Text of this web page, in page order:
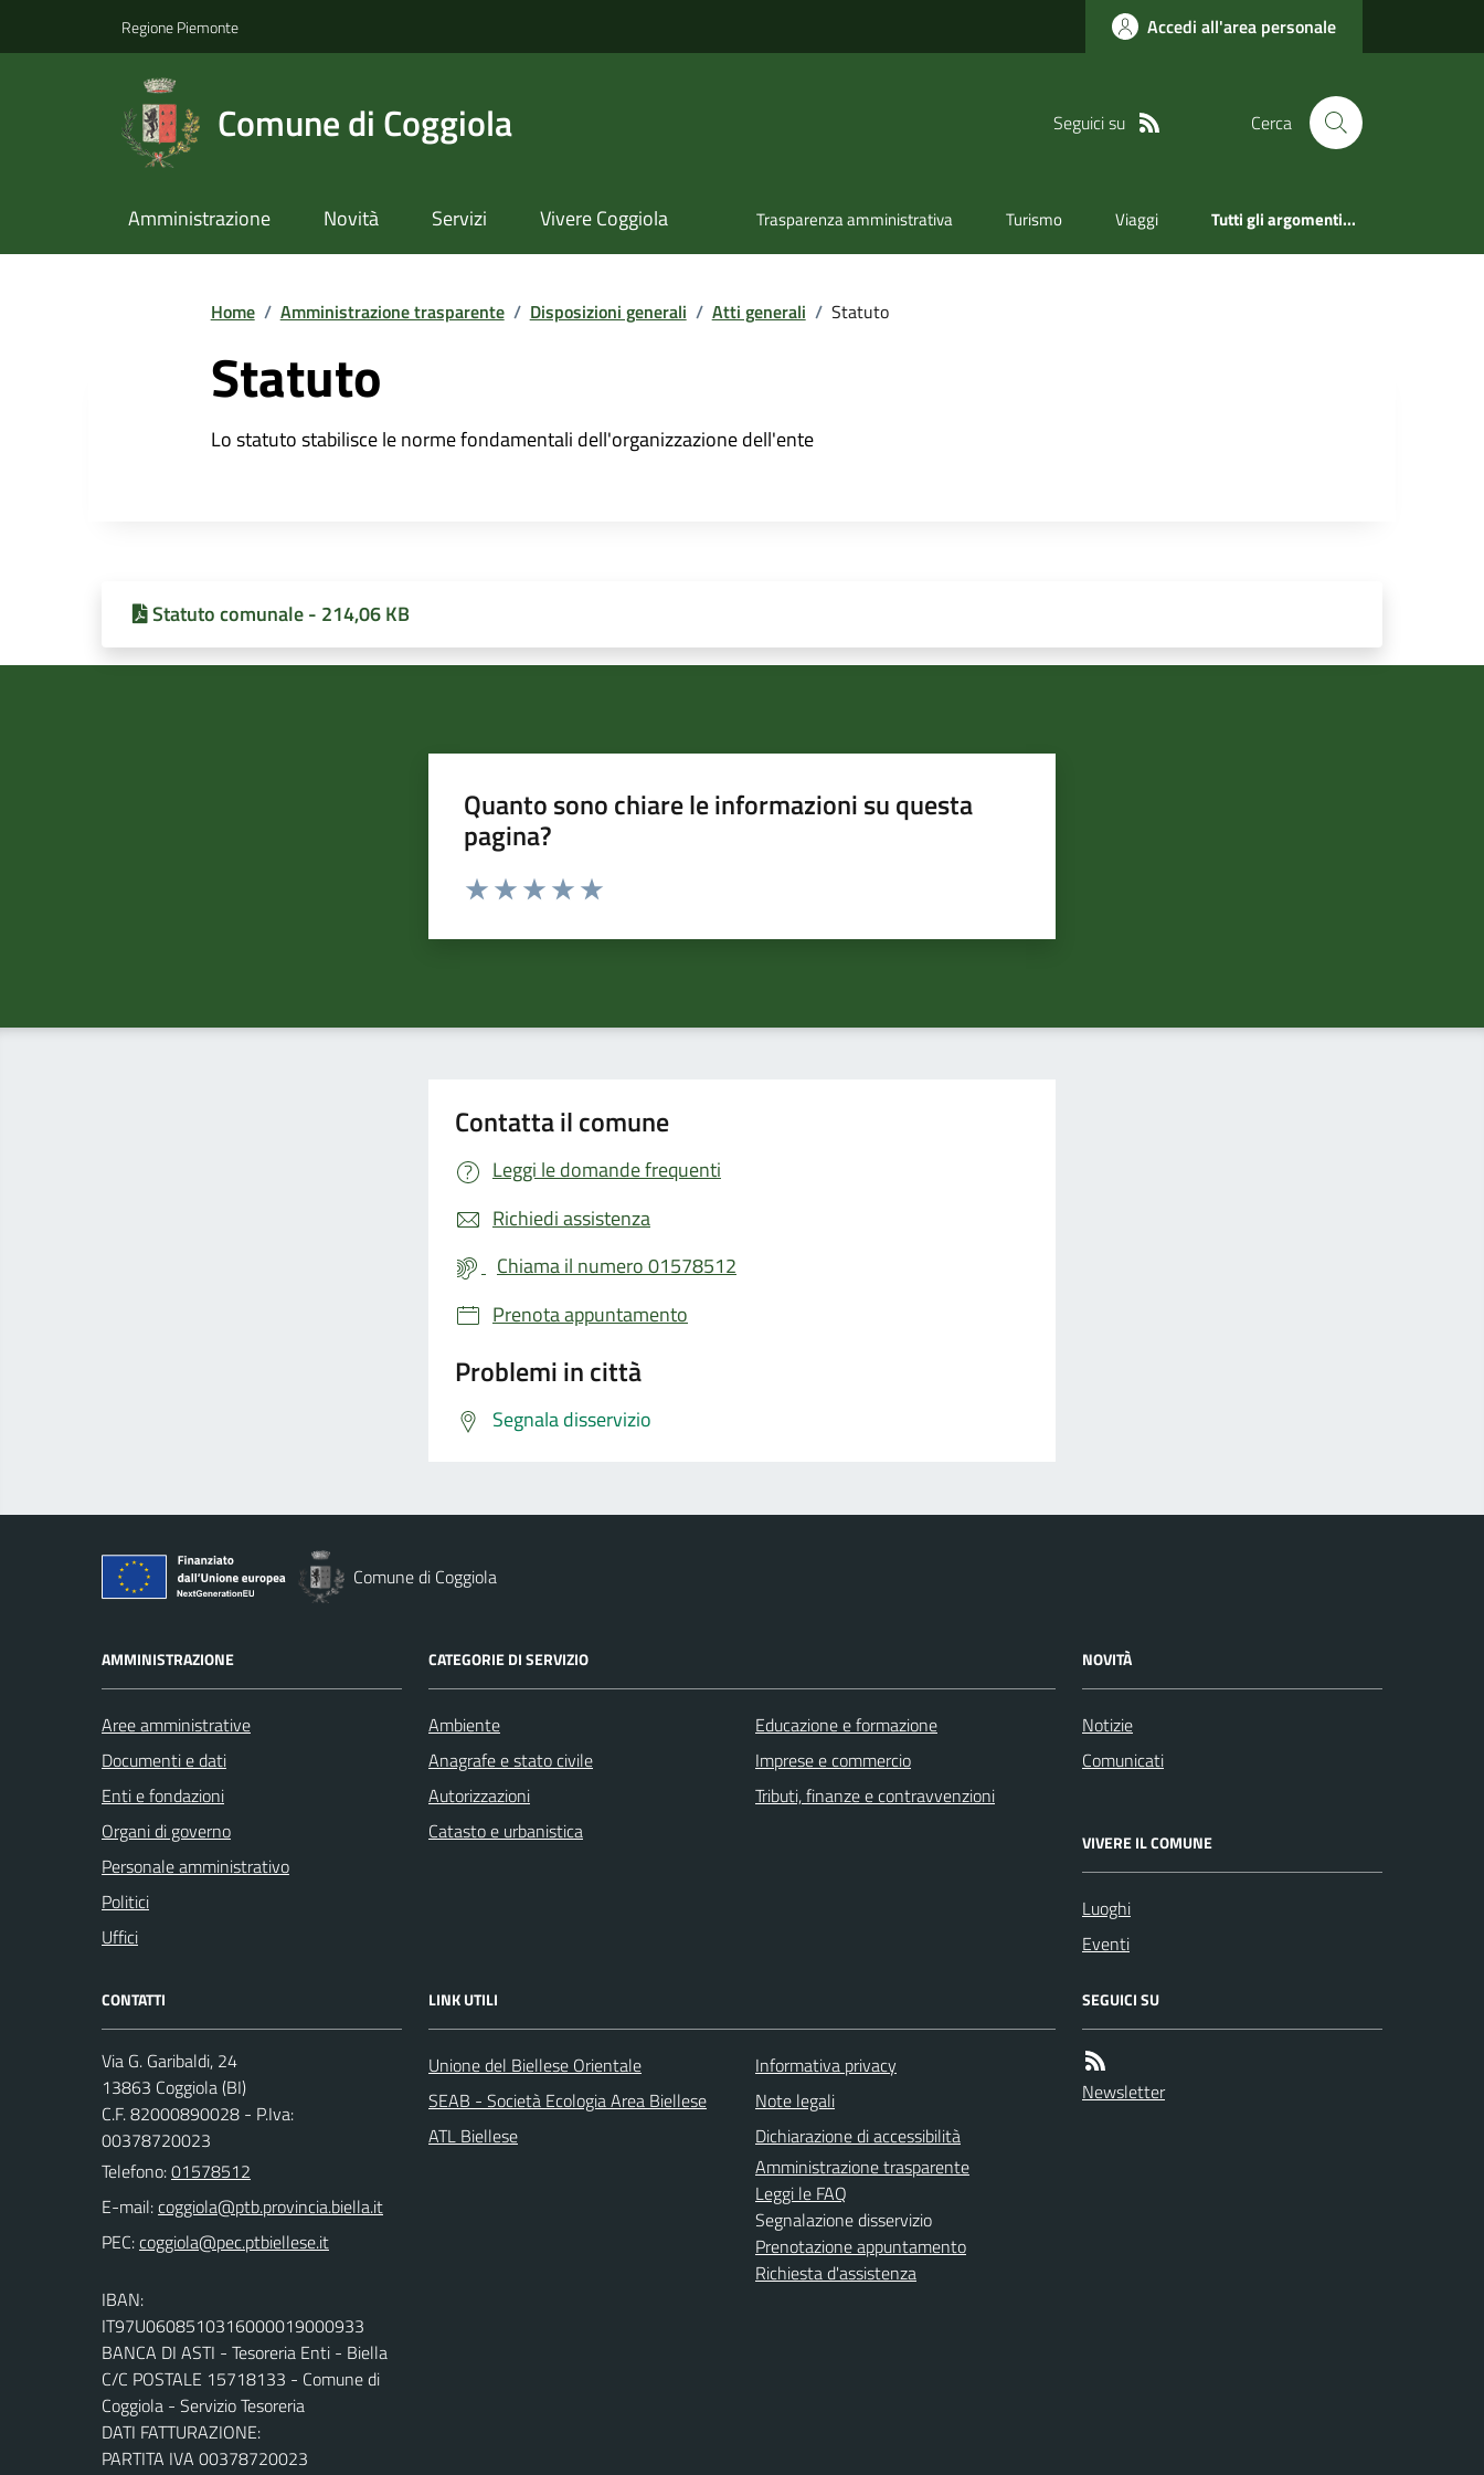
Regione Piemonte Accedi all'area personale
Comune di Coggiola Seguici su Cerca
Amministrazione Novità Servizi Vivere Coggiola Trasparenza amministrativa Turismo Viaggi Tutti gli argomenti...
Home / Amministrazione trasparente / Disposizioni generali / Atti generali / Statuto
Statuto
Lo statuto stabilisce le norme fondamentali dell'organizzazione dell'ente
Statuto comunale - 214,06 KB
Quanto sono chiare le informazioni su questa
pagina?
Valuta da 1 a 5 stelle la pagina
Contatta il comune
Leggi le domande frequenti
Richiedi assistenza
Chiama il numero 01578512
Prenota appuntamento
Problemi in città
Segnala disservizio
Comune di Coggiola
AMMINISTRAZIONE
Aree amministrative
Documenti e dati
Enti e fondazioni
Organi di governo
Personale amministrativo
Politici
Uffici
CATEGORIE DI SERVIZIO
Ambiente
Anagrafe e stato civile
Autorizzazioni
Catasto e urbanistica
Educazione e formazione
Imprese e commercio
Tributi, finanze e contravvenzioni
NOVITÀ
Notizie
Comunicati
VIVERE IL COMUNE
Luoghi
Eventi
CONTATTI
Via G. Garibaldi, 24
13863 Coggiola (BI)
C.F. 82000890028 - P.Iva:
00378720023
Telefono:01578512
E-mail:
PEC:
IBAN:
IT97U0608510316000019000933
BANCA DI ASTI - Tesoreria Enti - Biella
C/C POSTALE 15718133 - Comune di
Coggiola - Servizio Tesoreria
DATI FATTURAZIONE:
PARTITA IVA 00378720023
LINK UTILI
Unione del Biellese Orientale
SEAB - Società Ecologia Area Biellese
ATL Biellese
Informativa privacy
Note legali
Dichiarazione di accessibilità
Amministrazione trasparente
Leggi le FAQ
Segnalazione disservizio
Prenotazione appuntamento
Richiesta d'assistenza
SEGUICI SU
Newsletter